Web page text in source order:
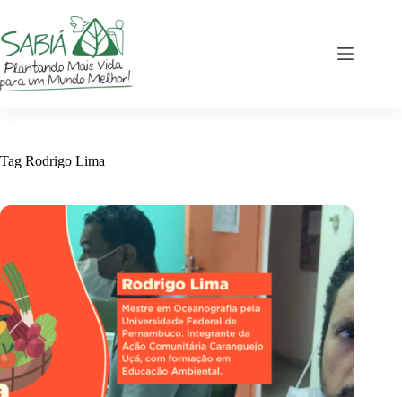
content
Tag Rodrigo Lima